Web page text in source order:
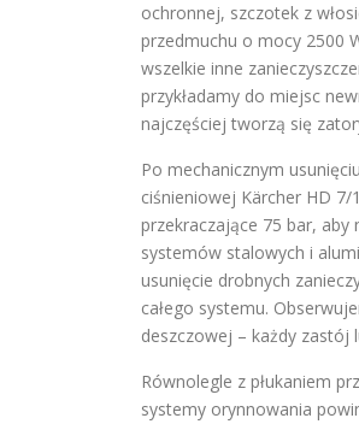
ochronnej, szczotek z
przedmuchu o mocy 2500
wszelkie inne
przykładamy do miejsc
najczęściej tworzą się
Po mechanicznym
ciśnieniowej Kärcher HD 7/
przekraczające 75 bar, aby
systemów stalowych i
usunięcie drobnych
całego systemu.
deszczowej – każdy zastój
Równolegle z płukaniem
systemy orynnowania